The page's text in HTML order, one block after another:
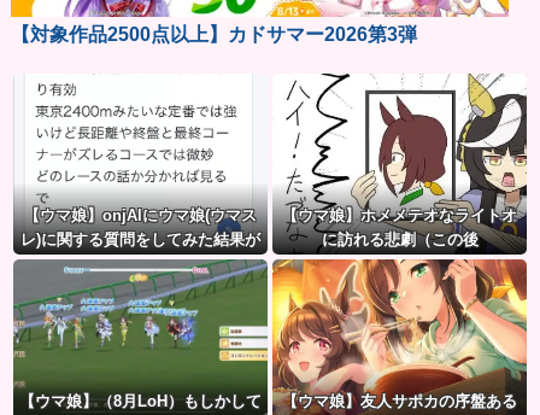
【対象作品2500点以上】カドサマー2026第3弾
【ウマ娘】onjAIにウマ娘(ウマス
レ)に関する質問をしてみた結果が
草ｗｗｗ
【ウマ娘】ホメメテオなライトオ
に訪れる悲劇（この後
【ウマ娘】（8月LoH）もしかして
【ウマ娘】友人サポカの序盤ある